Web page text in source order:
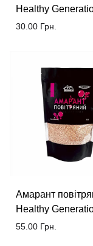
Healthy
30.00 Грн.
Амарант
Healthy
55.00 Грн.